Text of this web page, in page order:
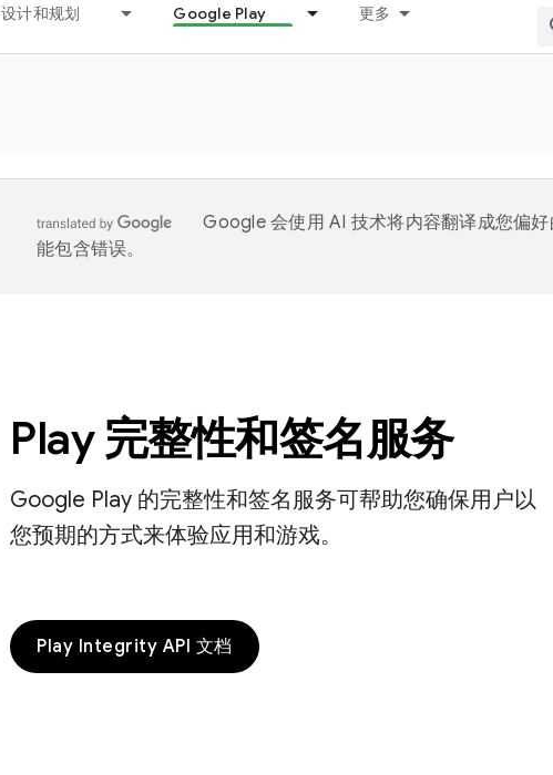
设计和规划 Google Play 更多
Google 会使用 AI 技术将内容翻译成您偏
能包含错误。
Play 完整性和签名服务
Google Play 的完整性和签名服务可帮助您确保用户以
您预期的方式来体验应用和游戏。
Play Integrity API 文档